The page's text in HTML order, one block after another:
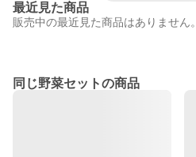
最近見た商品
販売中の最近見た商品はありません。
同じ野菜セットの商品